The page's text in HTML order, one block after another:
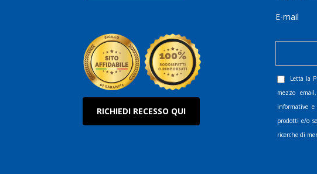
RICHIEDI RECESSO QUI
E-mail
Letta la
mezzo
informative
prodotti e/o
ricerche di